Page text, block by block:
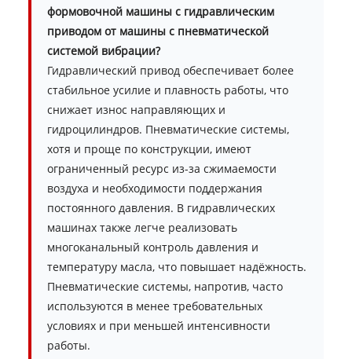
формовочной машины с гидравлическим
приводом от машины с пневматической
системой вибрации?
Гидравлический привод обеспечивает более
стабильное усилие и плавность работы, что
снижает износ направляющих и
гидроцилиндров. Пневматические системы,
хотя и проще по конструкции, имеют
ограниченный ресурс из-за сжимаемости
воздуха и необходимости поддержания
постоянного давления. В гидравлических
машинах также легче реализовать
многоканальный контроль давления и
температуру масла, что повышает надёжность.
Пневматические системы, напротив, часто
используются в менее требовательных
условиях и при меньшей интенсивности
работы.